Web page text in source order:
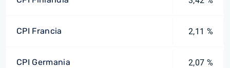
CPI Francia 2,11 %
CPI Germania 2,07 %